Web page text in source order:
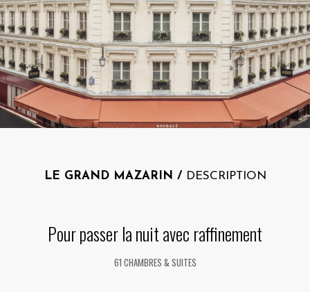
LE GRAND MAZARIN / DESCRIPTION
Pour passer la nuit avec raffinement
61 CHAMBRES & SUITES